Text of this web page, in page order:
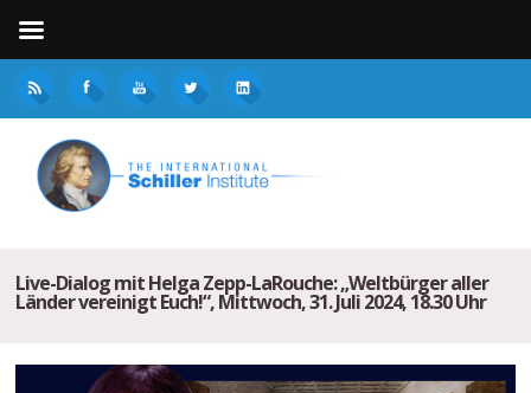
Live-Dialog mit Helga Zepp-LaRouche: „Weltbürger aller
Länder vereinigt Euch!“, Mittwoch, 31. Juli 2024, 18.30 Uhr